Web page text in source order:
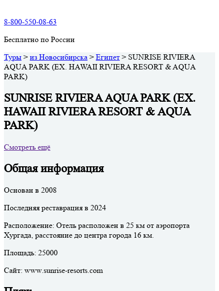
8-800-550-08-63
Бесплатно по России
Туры > из Новосибирска > Египет > SUNRISE RIVIERA
AQUA PARK (EX. HAWAII RIVIERA RESORT & AQUA
PARK)
SUNRISE RIVIERA AQUA PARK (EX.
HAWAII RIVIERA RESORT & AQUA
PARK)
Смотреть ещё
Общая информация
Основан в 2008
Последняя реставрация в 2024
Расположение: Отель расположен в 25 км от аэропорта
Хургада, расстояние до центра города 16 км.
Площадь: 25000
Сайт: www.sunrise-resorts.com